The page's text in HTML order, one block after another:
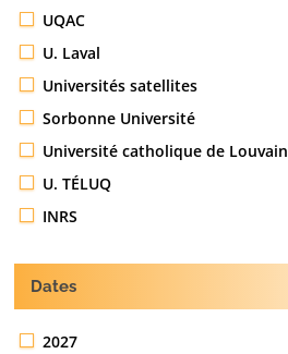
UQAC
U. Laval
Universités satellites
Sorbonne Université
Université catholique de Louvain
U. TÉLUQ
INRS
Dates
2027